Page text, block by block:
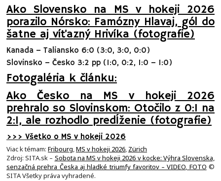
Ako Slovensko na MS v hokeji 2026
porazilo Nórsko: Famózny Hlavaj, gól do
šatne aj víťazný Hrivíka (fotografie)
Kanada – Taliansko 6:0 (3:0, 3:0, 0:0)
Slovinsko – Česko 3:2 pp (1:0, 0:2, 1:0 – 1:0)
Fotogaléria k článku:
Ako Česko na MS v hokeji 2026
prehralo so Slovinskom: Otočilo z 0:1 na
2:1, ale rozhodlo predĺženie (fotografie)
>>> Všetko o MS v hokeji 2026
Viac k témam: Fribourg,MS v hokeji 2026, Zürich
Zdroj: SITA.sk – Sobota na MS v hokeji 2026 v kocke: Výhra Slovenska,
senzačná prehra Česka aj hladké triumfy favoritov – VIDEO, FOTO ©
SITA Všetky práva vyhradené.